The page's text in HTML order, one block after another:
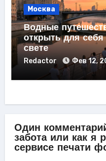
Москва
Водные
открыть для
свете
Redactor Фев 12,
Один
забота или как я
сервисе печати